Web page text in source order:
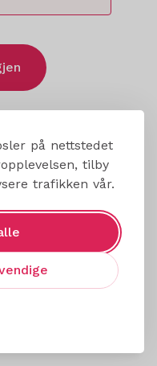
på nettstedet
tilby
trafikken vår.